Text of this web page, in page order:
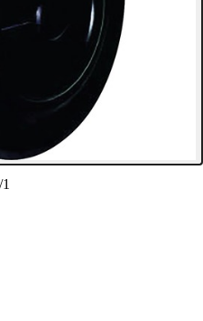
/1